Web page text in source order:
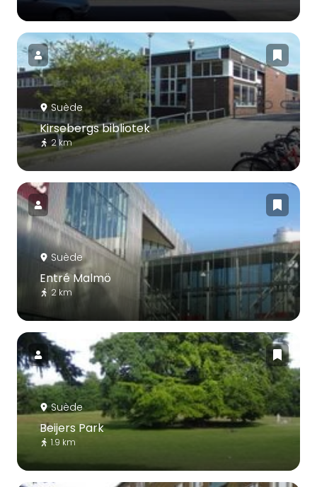
Suède
Kirsebergs bibliotek
2 km
Suède
Entré Malmö
2 km
Suède
Beijers Park
1.9 km